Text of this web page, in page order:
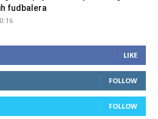
fudbalera
LIKE
FOLLOW
FOLLOW